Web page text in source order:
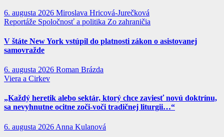
6. augusta 2026 Miroslava Hricová-Jurečková
Reportáže Spoločnosť a politika Zo zahraničia
V štáte New York vstúpil do platnosti zákon o asistovanej
samovražde
6. augusta 2026 Roman Brázda
Viera a Cirkev
„Každý heretik alebo sektár, ktorý chce zaviesť novú doktrínu,
sa nevyhnutne ocitne zoči-voči tradičnej liturgii…“
6. augusta 2026 Anna Kulanová